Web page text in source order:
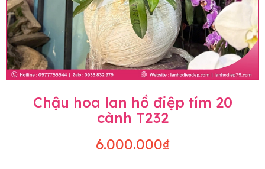
Chậu hoa lan hồ điệp tím 20
cành T232
6.000.000₫